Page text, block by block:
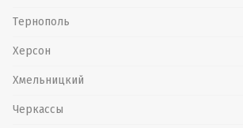
Тернополь
Херсон
Хмельницкий
Черкассы